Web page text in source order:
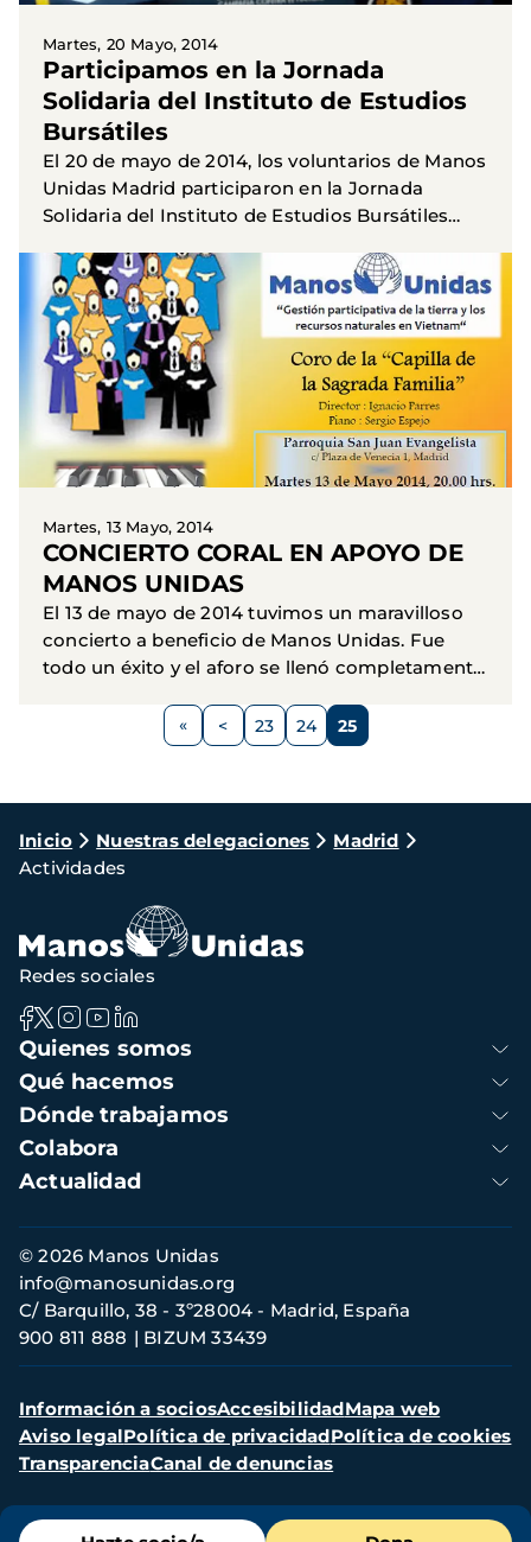
Martes, 20 Mayo, 2014
Participamos en la Jornada
Solidaria del Instituto de Estudios
Bursátiles
El 20 de mayo de 2014, los voluntarios de Manos
Unidas Madrid participaron en la Jornada
Solidaria del Instituto de Estudios Bursátiles
informativa sobre nuestros...
Martes, 13 Mayo, 2014
CONCIERTO CORAL EN APOYO DE
MANOS UNIDAS
El 13 de mayo de 2014 tuvimos un maravilloso
concierto a beneficio de Manos Unidas. Fue
todo un éxito y el aforo se llenó completamente.
Página
< Página
23 Página
24 Página
25
Ruta
de
navegación
Inicio Nuestras delegaciones
Madrid
Actividades
Menú
Navegación
principal
Quienes somos
Qué hacemos
Dónde trabajamos
Colabora
Actualidad
Redes sociales
Información
de
contacto
© 2026 Manos Unidas
C/ Barquillo, 38 - 3º28004 - Madrid, España
900 811 888
BIZUM 33439
info@manosunidas.org
Menú
secundario
Información a sociosAccesibilidadMapa web
Aviso legalPolítica de privacidadPolítica de cookies
TransparenciaCanal de denuncias